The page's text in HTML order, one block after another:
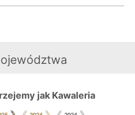
jak Kawaleria